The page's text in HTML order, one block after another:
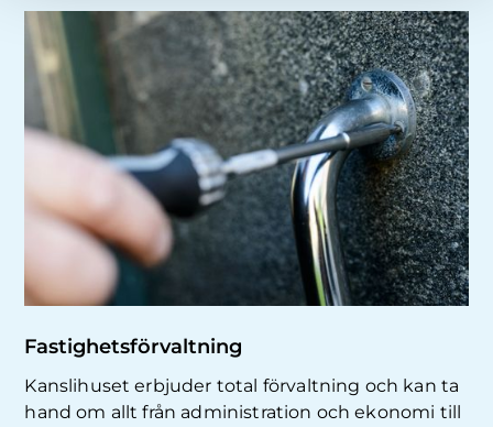
Fastighetsförvaltning
Kanslihuset erbjuder total förvaltning och kan ta
hand om allt från administration och ekonomi till